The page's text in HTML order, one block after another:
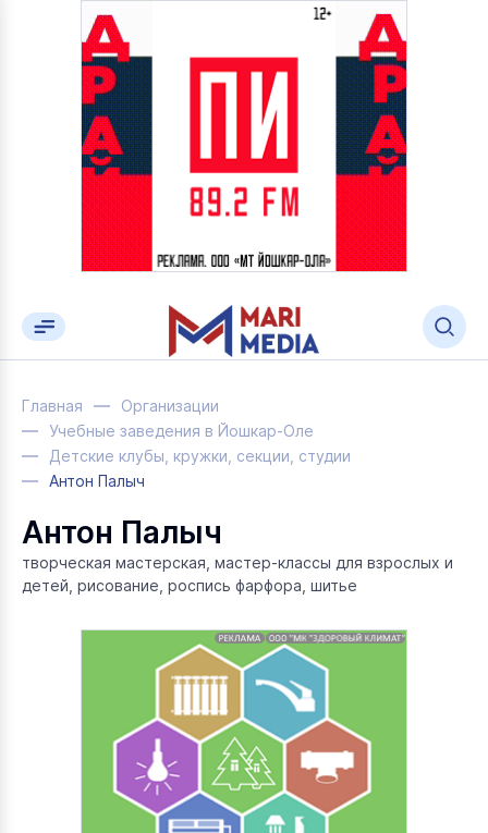
Главная
Организации
Учебные заведения в Йошкар-Оле
Детские клубы, кружки, секции, студии
Антон Палыч
Антон Палыч
творческая мастерская, мастер-классы для взрослых и
детей, рисование, роспись фарфора, шитье